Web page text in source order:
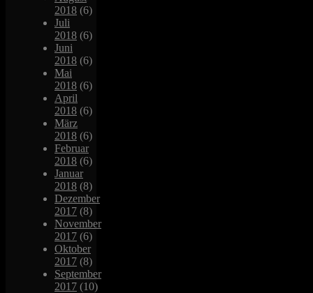
2018 (6)
Juli
2018 (6)
Juni
2018 (6)
Mai
2018 (6)
April
2018 (6)
März
2018 (6)
Februar
2018 (6)
Januar
2018 (8)
Dezember
2017 (8)
November
2017 (6)
Oktober
2017 (8)
September
2017 (10)